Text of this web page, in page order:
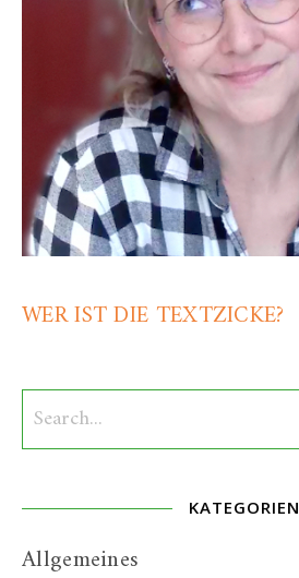
WER IST DIE TEXTZICKE?
KATEGORIEN
Allgemeines